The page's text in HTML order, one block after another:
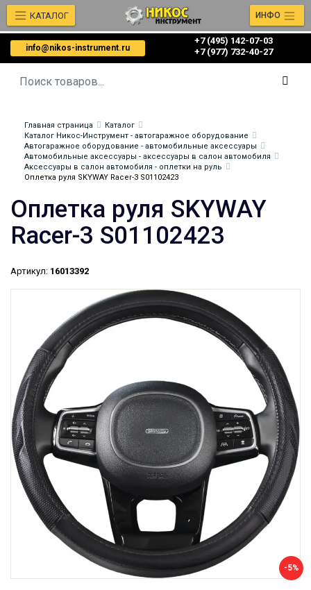
info@nikos-instrument.ru
+7 (495) 142-07-03
‎‎+7 (977) 732-40-27
КАТАЛОГ ИНФО
Главная страница
Каталог
Каталог Никос-Инструмент - автогаражное оборудование
Автогаражное оборудование - автомобильные аксессуары
Автомобильные аксессуары - аксессуары в салон автомобиля
Аксессуары в салон автомобиля - оплетки на руль
Оплетка руля SKYWAY Racer-3 S01102423
Оплетка руля SKYWAY
Racer-3 S01102423
Артикул: 16013392
-5%